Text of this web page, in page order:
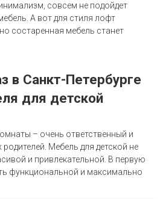
совсем не подойдет
А вот для стиля лофт
состаренная мебель станет
в Санкт-Петербурге
для детской
– очень ответственный и
Мебель для детской не
и привлекательной. В первую
функциональной и максимально